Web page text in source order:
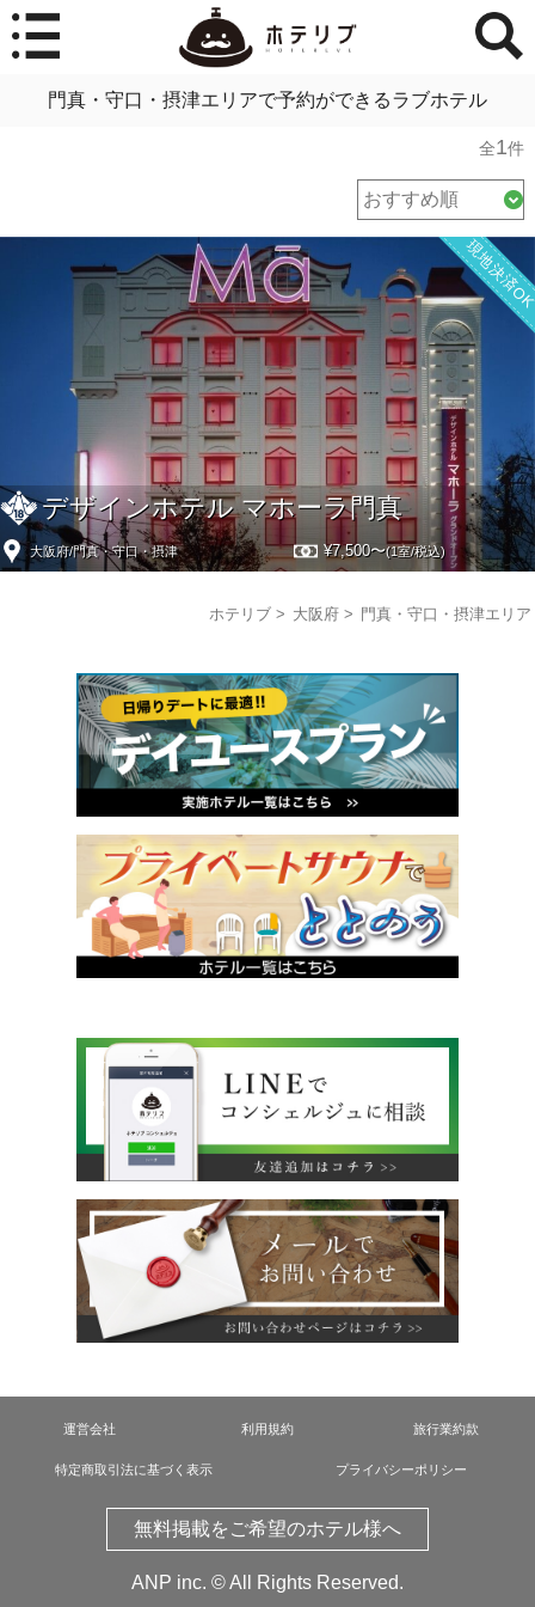
門真・守口・摂津エリアで予約ができるラブホテル
全1件
デザインホテル マホーラ門真
大阪府/門真・守口・摂津 ¥7,500〜(1室/税込)
現地決済
ホテリブ 大阪府 門真・守口・摂津エリア
運営会社 利用規約 旅行業約款
特定商取引法に基づく表示 プライバシーポリシー
無料掲載をご希望のホテル様へ
ANP inc. © All Rights Reserved.